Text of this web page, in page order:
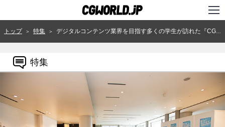
TOP
ニュース
連載
トップ ＞ 特集 ＞ デジタルコンテンツ業界を目指す多くの学生が訪れた『CGWORLD Entry Live vol.3』をレポート
特集